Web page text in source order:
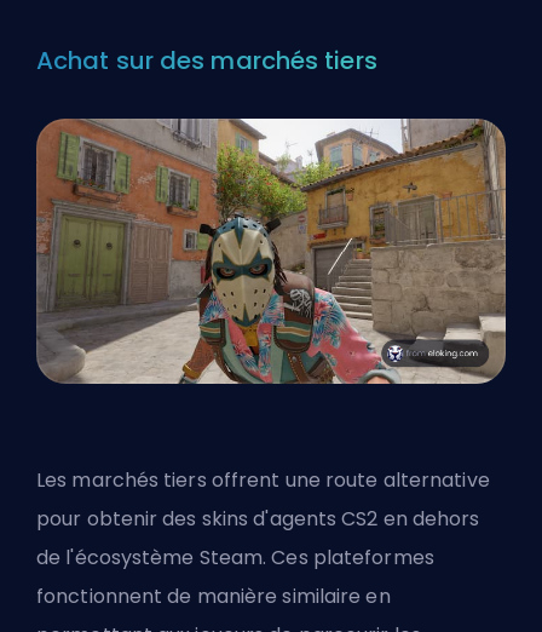
Achat sur des marchés tiers
Les marchés tiers offrent une route alternative
pour obtenir des skins d'agents CS2 en dehors
de l'écosystème Steam. Ces plateformes
fonctionnent de manière similaire en